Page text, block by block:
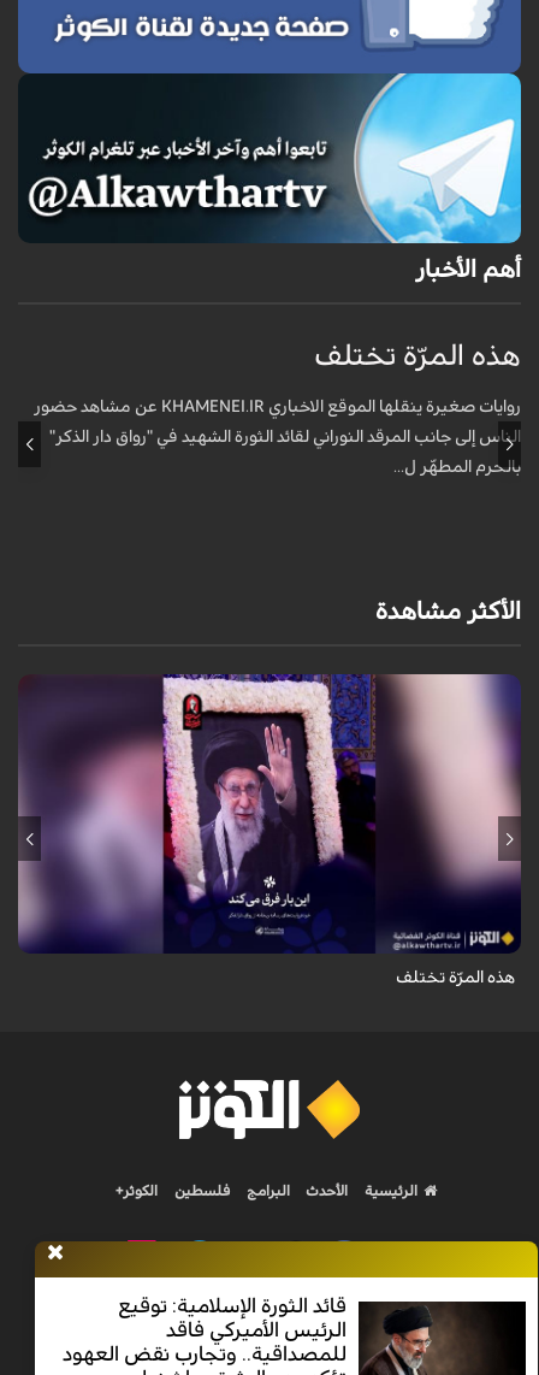
أهم الأخبار
هذه المرّة تختلف
روايات صغيرة ينقلها الموقع الاخباري KHAMENEI.IR عن مشاهد حضور
الناس إلى جانب المرقد النوراني لقائد الثورة الشهيد في "رواق دار الذكر"
بالحرم المطهّر ل...
الأكثر مشاهدة
روايات صغيرة ينقلها الموقع الاخباري KHAMENEI.IR عن مشاهد حضور الناس
إلى جانب المرقد النوراني لقائد الثورة الشهيد في "رواق دار الذكر" بالحرم المطهّر
هذه المرّة تختلف
قائد الثورة الإسلامية: توقيع
الرئيس الأميركي فاقد
للمصداقية.. وتجارب نقض العهود
الرئيسية الأحدث البرامج فلسطين الكوثر+
Nilesat 11900 V | Badr 8 11747 V | Badr5 12284 V